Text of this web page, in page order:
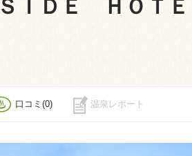
ＩＤＥ ＨＯＴＥ
口コミ(0) 温泉レポート